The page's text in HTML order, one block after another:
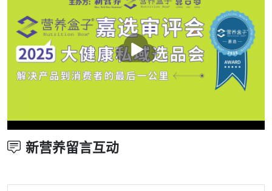
播
放
新营养留言互动